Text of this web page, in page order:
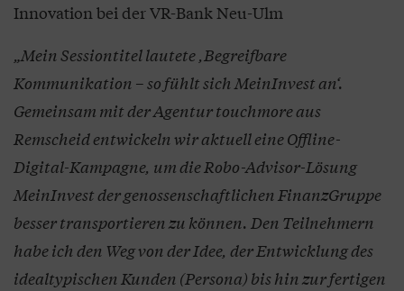
Innovation bei der VR-Bank Neu-Ulm
„Mein Sessiontitel lautete ,Begreifbare
Kommunikation – so fühlt sich MeinInvest an‘.
Gemeinsam mit der Agentur touchmore aus
Remscheid entwickeln wir aktuell eine Offline-
Digital-Kampagne, um die Robo-Advisor-Lösung
MeinInvest der genossenschaftlichen FinanzGruppe
besser transportieren zu können. Den Teilnehmern
habe ich den Weg von der Idee, der Entwicklung des
idealtypischen Kunden (Persona) bis hin zur fertigen